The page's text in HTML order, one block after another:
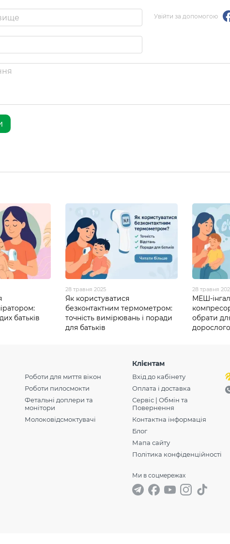
Увійти за допомогою
батьків
28 травня 2025
Як користуватися
безконтактним термометром:
точність вимірювань і поради
для батьків
28 травня
МЕШ-
обрати
Роботи для миття вікон
Роботи пилосмокти
Фетальні доплери та
монітори
Молоковідсмоктувачі
Клієнтам
Вхід до кабінету
Оплата і доставка
Сервіс | Обмін та
Повернення
Контактна інформація
Блог
Мапа сайту
Політика конфіденційності
Ми в соцмережах